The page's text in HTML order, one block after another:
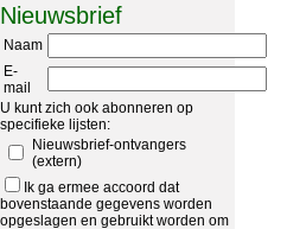
Nieuwsbrief
Naam
E-
mail
U kunt zich ook abonneren op
specifieke lijsten:
Nieuwsbrief-ontvangers
(extern)
Ik ga ermee accoord dat
bovenstaande gegevens worden
opgeslagen en gebruikt worden om